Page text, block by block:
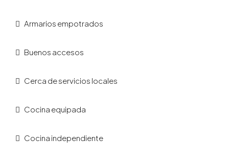
Armarios empotrados
Buenos accesos
Cerca de servicios locales
Cocina equipada
Cocina independiente